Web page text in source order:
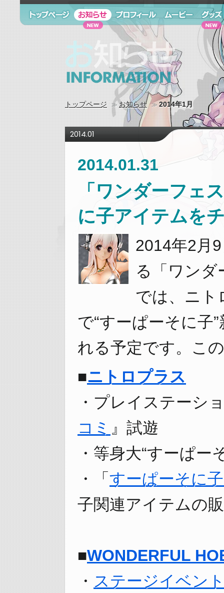
お知らせ information
トップページ
お知らせ 2014年1月
2014.01
2014.01.31
「ワンダーフェ
に子アイテムを
2014年2月
る「ワンダ
では、ニト
で“すーぱーそに子
れる予定です。こ
■ニトロプラス
・プレイステーシ
コミ 』試遊
・等身大“すーぱー
・「 すーぱーそに
子関連アイテムの
■WONDERFUL
・ ステージイベン
トップページ お知らせ プロフィール ムービー グッズ